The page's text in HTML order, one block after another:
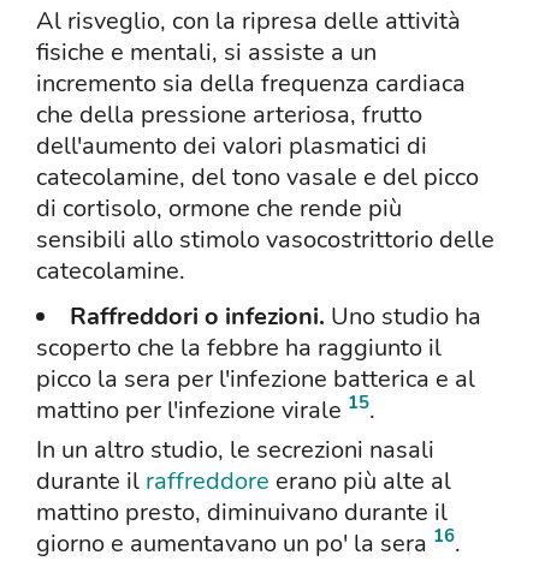
Al risveglio, con la ripresa delle attività
fisiche e mentali, si assiste a un
incremento sia della frequenza cardiaca
che della pressione arteriosa, frutto
dell'aumento dei valori plasmatici di
catecolamine, del tono vasale e del picco
di cortisolo, ormone che rende più
sensibili allo stimolo vasocostrittorio delle
catecolamine.
Raffreddori o infezioni. Uno studio ha
scoperto che la febbre ha raggiunto il
picco la sera per l'infezione batterica e al
mattino per l'infezione virale 15.
In un altro studio, le secrezioni nasali
durante il raffreddore erano più alte al
mattino presto, diminuivano durante il
giorno e aumentavano un po' la sera 16.